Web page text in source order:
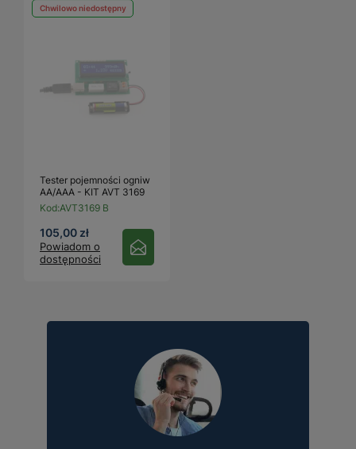
Chwilowo niedostępny
Tester pojemności ogniw
AA/AAA - KIT AVT 3169
Kod:AVT3169 B
105,00 zł
Powiadom o
dostępności